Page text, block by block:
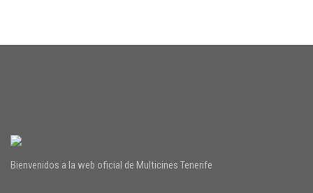
Bienvenidos a la web oficial de Multicines Tenerife